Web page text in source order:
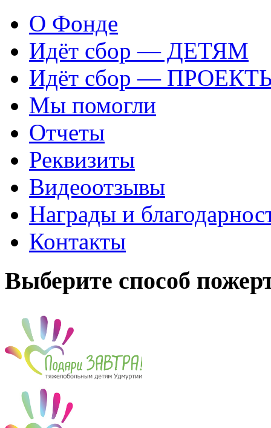
О Фонде
Идёт сбор — ДЕТЯМ
Идёт сбор —
Мы помогли
Отчеты
Реквизиты
Видеоотзывы
Награды и
Контакты
Выберите способ